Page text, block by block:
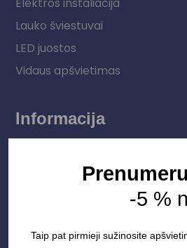
Lauko šviestuvai
LED juostos
Vidaus apšvietimas
Informacija
Apšvietimo mokymų įrašas
-5 %
Taip pat pirmieji sužinosite